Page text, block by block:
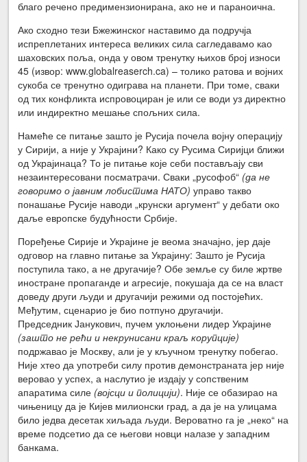
благо речено предимензионирана, ако не и параноична.
Ако сходно тези Бжежинског наставимо да подручја
испреплетаних интереса великих сила сагледавамо као
шаховских поља, онда у овом тренутку њихов број износи
45 (извор: www.globalreaserch.ca) – толико ратова и војних
сукоба се тренутно одиграва на планети. При томе, сваки
од тих конфликта испровоциран је или се води уз директно
или индиректно мешање спољних сила.
Намеће се питање зашто је Русија почела војну операцију
у Сирији, а није у Украјини? Како су Русима Сиријци ближи
од Украјинаца? То је питање које себи постављају сви
незаинтересовани посматрачи. Сваки „русофоб“ (да не
говоримо о јавним лобистима НАТО) управо такво
понашање Русије наводи „крунски аргумент“ у дебати око
даље европске будућности Србије.
Поређење Сирије и Украјине је веома значајно, јер даје
одговор на главно питање за Украјину: Зашто је Русија
поступила тако, а не другачије? Обе земље су биле жртве
иностране пропаганде и агресије, покушаја да се на власт
доведу други људи и другачији режими од постојећих.
Међутим, сценарио је био потпуно другачији.
Председник Јанукович, пучем уклоњени лидер Украјине
(зашто не рећи и некрунисани краљ корупције)
подржавао је Москву, али је у кључном тренутку побегао.
Није хтео да употреби силу против демонстраната јер није
веровао у успех, а наслутио је издају у сопственим
апаратима силе (војсци и полицији). Није се обазирао на
чињеницу да је Кијев милионски град, а да је на улицама
било једва десетак хиљада људи. Вероватно га је „неко“ на
време подсетио да се његови новци налазе у западним
банкама.